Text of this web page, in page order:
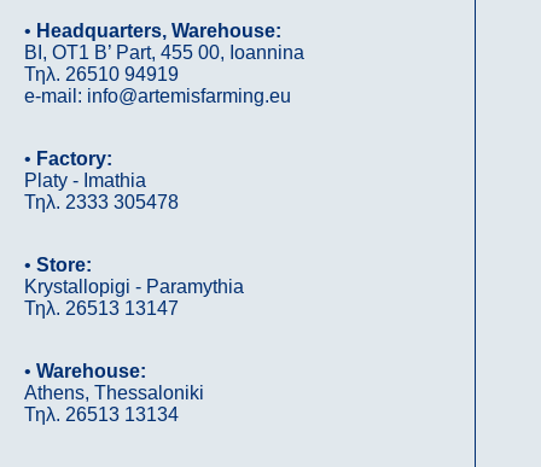
• Headquarters, Warehouse:
ΒΙ, OΤ1 B’ Part, 455 00, Ioannina
Τηλ. 26510 94919
e-mail: info@artemisfarming.eu
• Factory:
Platy - Imathia
Τηλ. 2333 305478
• Store:
Krystallopigi - Paramythia
Τηλ. 26513 13147
• Warehouse:
Athens, Thessaloniki
Τηλ. 26513 13134